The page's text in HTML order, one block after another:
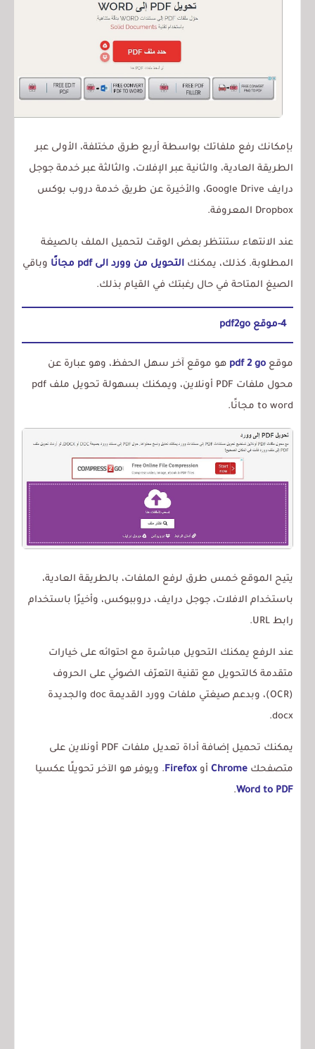
بإمكانك رفع ملفاتك بواسطة أربع طرق مختلفة، الأولى عبر
الطريقة العادية، والثانية عبر الإفلات، والثالثة عبر خدمة جوجل
درايف Google Drive، والأخيرة عن طريق خدمة دروب بوكس
Dropbox المعروفة.
عند الانتهاء ستنتظر بعض الوقت لتحميل الملف بالصيغة
المطلوبة. كذلك، يمكنك التحويل من وورد الى pdf مجانًا
وباقي
الصيغ المتاحة في حال رغبتك في القيام بذلك.
4-موقع pdf2go
موقع pdf 2 go هو موقع آخر سهل الحفظ، وهو عبارة عن
محول ملفات PDF أونلاين، ويمكنك بسهولة تحويل ملف pdf
to word مجانًا.
يتيح الموقع خمس طرق لرفع الملفات، بالطريقة العادية،
باستخدام الافلات، جوجل درايف، دروببوكس، وأخيرًا باستخدام
رابط URL.
عند الرفع يمكنك التحويل مباشرة مع احتوائه على خيارات
متقدمة كالتحويل مع تقنية التعرّف الضوئي على الحروف
(OCR)، وبدعم صيغتي ملفات وورد القديمة doc والجديدة
docx.
يمكنك تحميل إضافة أداة تعديل ملفات PDF أونلاين على
متصفحك Chrome أوFirefox. ويوفر هو الآخر تحويلًا عكسيا
Word to PDF
.